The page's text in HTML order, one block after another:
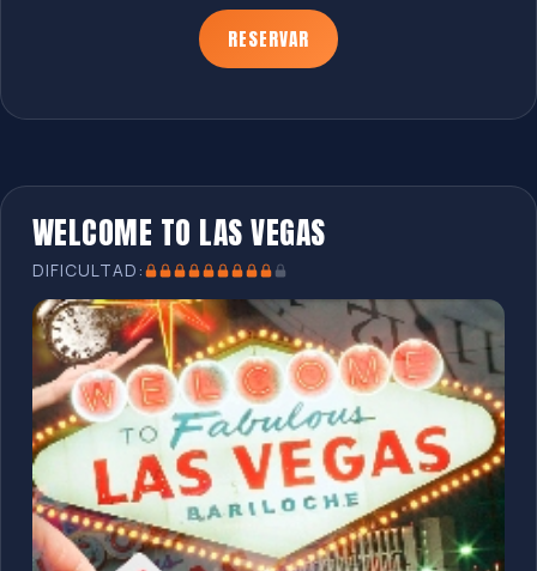
RESERVAR
WELCOME TO LAS VEGAS
DIFICULTAD: